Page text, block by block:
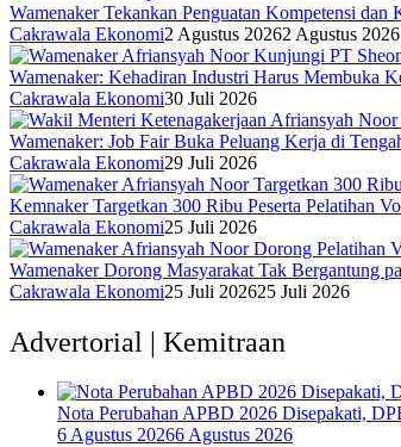
Wamenaker Tekankan Penguatan Kompetensi
Cakrawala Ekonomi2 Agustus 20262 Agustus 2026
Wamenaker: Kehadiran Industri Harus Membuka
Cakrawala Ekonomi30 Juli 2026
Wamenaker: Job Fair Buka Peluang Kerja di
Cakrawala Ekonomi29 Juli 2026
Kemnaker Targetkan 300 Ribu Peserta Pelatihan
Cakrawala Ekonomi25 Juli 2026
Wamenaker Dorong Masyarakat Tak Bergantung
Cakrawala Ekonomi25 Juli 202625 Juli 2026
Advertorial | Kemitraan
Nota Perubahan APBD 2026 Disepakati,
6 Agustus 20266 Agustus 2026